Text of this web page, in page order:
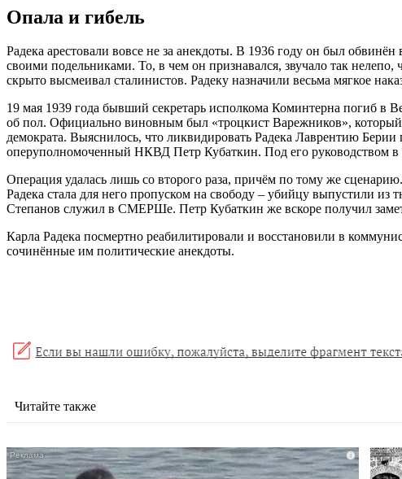
Опала и гибель
Радека арестовали вовсе не за анекдоты. В 1936 году он был
своими подельниками. То, в чем он признавался, звучало так
скрыто высмеивал сталинистов. Радеку назначили весьма мягкое
19 мая 1939 года бывший секретарь исполкома Коминтерна погиб в
об пол. Официально виновным был «троцкист Варежников», который
демократа. Выяснилось, что ликвидировать Радека Лаврентию
оперуполномоченный НКВД Петр Кубаткин. Под его руководством в
Операция удалась лишь со второго раза, причём по тому же
Радека стала для него пропуском на свободу – убийцу выпустили
Степанов служил в СМЕРШе. Петр Кубаткин же вскоре получил
Карла Радека посмертно реабилитировали и восстановили в
сочинённые им политические анекдоты.
Читайте также
i